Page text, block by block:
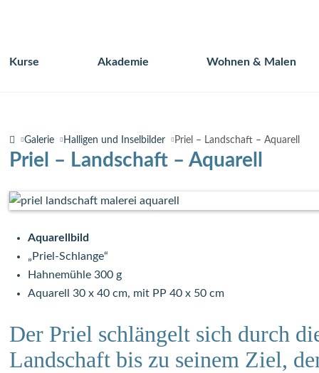
Navigation
Kurse Akademie Wohnen & Malen
Galerie Halligen und Inselbilder Priel – Landschaft – Aquarell
Priel – Landschaft – Aquarell
Aquarellbild
„Priel-Schlange“
Hahnemühle 300 g
Aquarell 30 x 40 cm, mit PP 40 x 50 cm
Der Priel schlängelt sich durch
Landschaft bis zu seinem Ziel,